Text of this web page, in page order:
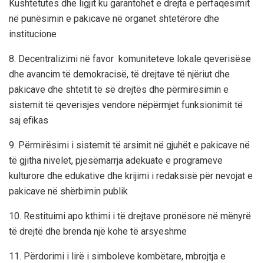
Kushtetutës dhe ligjit ku garantohet e drejta e përfaqësimit
në punësimin e pakicave në organet shtetërore dhe
institucione
8. Decentralizimi në favor komuniteteve lokale qeverisëse
dhe avancim të demokracisë, të drejtave të njëriut dhe
pakicave dhe shtetit të së drejtës dhe përmirësimin e
sistemit të qeverisjes vendore nëpërmjet funksionimit të
saj efikas
9. Përmirësimi i sistemit të arsimit në gjuhët e pakicave në
të gjitha nivelet, pjesëmarrja adekuate e programeve
kulturore dhe edukative dhe krijimi i redaksisë për nevojat e
pakicave në shërbimin publik
10. Restituimi apo kthimi i të drejtave pronësore në mënyrë
të drejtë dhe brenda një kohe të arsyeshme
11. Përdorimi i lirë i simboleve kombëtare, mbrojtja e